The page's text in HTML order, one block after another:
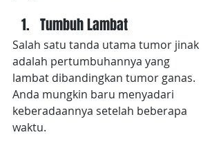
Tumbuh Lambat
Salah satu tanda utama tumor jinak
adalah pertumbuhannya yang
lambat dibandingkan tumor ganas.
Anda mungkin baru menyadari
keberadaannya setelah beberapa
waktu.